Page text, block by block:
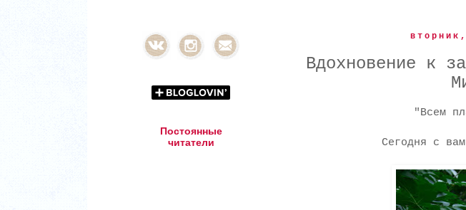
Вдохновение к
"Всем
Сегодня с
Постоянные
читатели